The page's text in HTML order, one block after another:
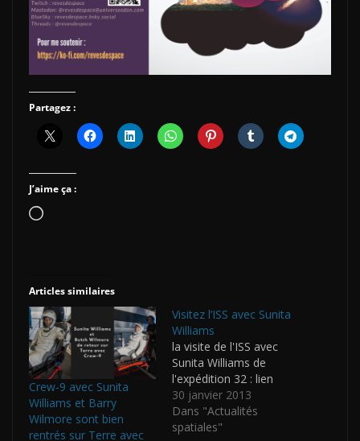
Partagez :
J’aime ça :
Chargement…
Articles similaires
Crew-9 avec Sunita
Williams et Barry
Wilmore sont bien
rentrés sur Terre avec
Visitez l’ISS avec Sunita
Williams
la visite de l'ISS avec
Sunita Williams de
l'expédition 32 : lien
30 janvier 2013
Dans "Actualités
spatiales"